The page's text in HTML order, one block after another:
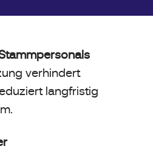
verhindert
langfristig